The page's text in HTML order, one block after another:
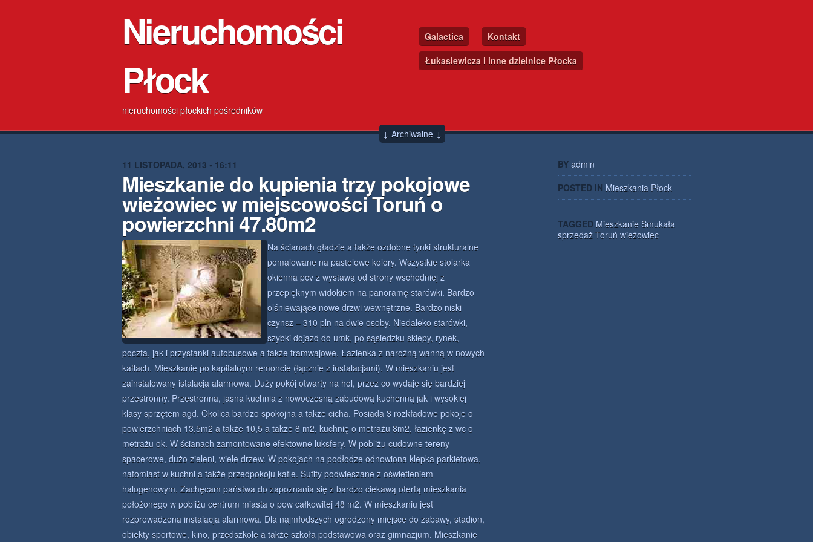
Nieruchomości
Płock
nieruchomości płockich pośredników
Galactica
Kontakt
Łukasiewicza i inne dzielnice Płocka
↓ Archiwalne ↓
11 LISTOPADA, 2013 • 16:11
Mieszkanie do kupienia trzy pokojowe
wieżowiec w miejscowości Toruń o
powierzchni 47.80m2
Na ścianach gładzie a także ozdobne tynki strukturalne
pomalowane na pastelowe kolory. Wszystkie stolarka
okienna pcv z wystawą od strony wschodniej z
przepięknym widokiem na panoramę starówki. Bardzo
olśniewające nowe drzwi wewnętrzne. Bardzo niski
czynsz – 310 pln na dwie osoby. Niedaleko starówki,
szybki dojazd do umk, po sąsiedzku sklepy, rynek,
poczta, jak i przystanki autobusowe a także tramwajowe. Łazienka z narożną wanną w nowych
kaflach. Mieszkanie po kapitalnym remoncie (łącznie z instalacjami). W mieszkaniu jest
zainstalowany istalacja alarmowa. Duży pokój otwarty na hol, przez co wydaje się bardziej
przestronny. Przestronna, jasna kuchnia z nowoczesną zabudową kuchenną jak i wysokiej
klasy sprzętem agd. Okolica bardzo spokojna a także cicha. Posiada 3 rozkładowe pokoje o
powierzchniach 13,5m2 a także 10,5 a także 8 m2, kuchnię o metrażu 8m2, łazienkę z wc o
metrażu ok. W ścianach zamontowane efektowne luksfery. W pobliżu cudowne tereny
spacerowe, dużo zieleni, wiele drzew. W pokojach na podłodze odnowiona klepka parkietowa,
natomiast w kuchni a także przedpokoju kafle. Sufity podwieszane z oświetleniem
halogenowym. Zachęcam państwa do zapoznania się z bardzo ciekawą ofertą mieszkania
położonego w pobliżu centrum miasta o pow całkowitej 48 m2. W mieszkaniu jest
rozprowadzona instalacja alarmowa. Dla najmłodszych ogrodzony miejsce do zabawy, stadion,
obiekty sportowe, kino, przedszkole a także szkoła podstawowa oraz gimnazjum. Mieszkanie
BY admin
POSTED IN Mieszkania Płock
TAGGED Mieszkanie Smukała
sprzedaż Toruń wieżowiec